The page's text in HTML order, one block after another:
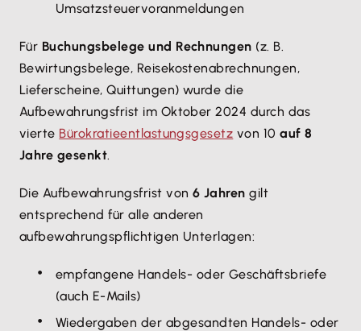
Umsatzsteuervoranmeldungen
Für Buchungsbelege und Rechnungen (z. B.
Bewirtungsbelege, Reisekostenabrechnungen,
Lieferscheine, Quittungen) wurde die
Aufbewahrungsfrist im Oktober 2024 durch das
vierte Bürokratieentlastungsgesetz von 10auf 8
Jahre gesenkt.
Die Aufbewahrungsfrist von 6 Jahren gilt
entsprechend für alle anderen
aufbewahrungspflichtigen Unterlagen:
empfangene Handels- oder Geschäftsbriefe
(auch E-Mails)
Wiedergaben der abgesandten Handels- oder